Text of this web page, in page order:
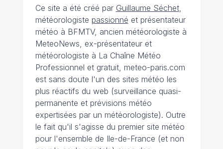
Ce site a été créé par Guillaume Séchet,
météorologiste passionné et présentateur
météo à BFMTV, ancien météorologiste à
MeteoNews, ex-présentateur et
météorologiste à La Chaîne Météo
Professionnel et gratuit, meteo-paris.com
est sans doute l'un des sites météo les
plus réactifs du web (surveillance quasi-
permanente et prévisions météo
expertisées par un météorologiste). Outre
le fait qu'il s'agisse du premier site météo
pour l'ensemble de Ile-de-France (et non